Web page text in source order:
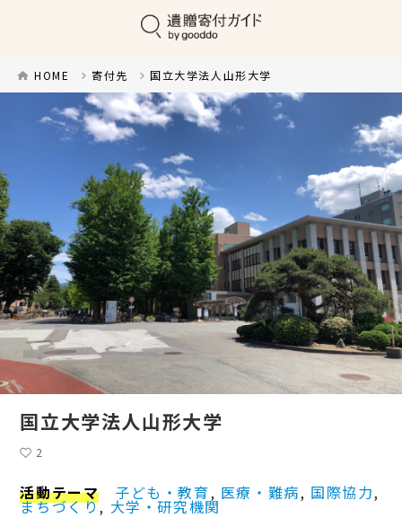
HOME 寄付先 国立大学法人山形大学
国立大学法人山形大学
2
活動テーマ 子ども・教育, 医療・難病, 国際協力
まちづくり, 大学・研究機関